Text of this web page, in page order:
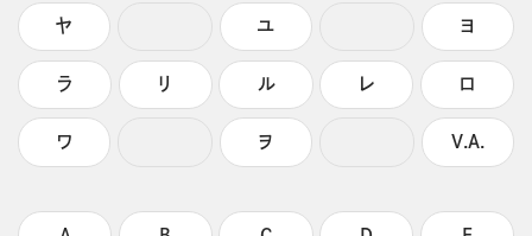
ヤ ユ ヨ
ラ リ ル レ ロ
ワ ヲ V.A.